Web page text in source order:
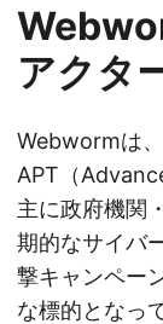
アクタ
Webwormは
APT（
主に政府機関
期的なサイバ
撃キャンペー
な標的となっ